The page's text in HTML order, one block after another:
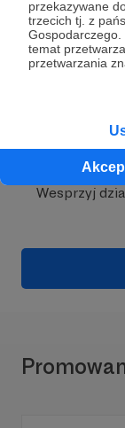
przekazywane
trzecich tj. z
Gospodarczego.
temat
przetwarzania
Wesprzyj